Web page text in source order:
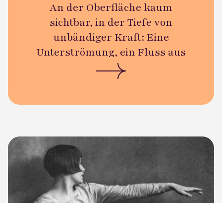
An der Oberfläche kaum
sichtbar, in der Tiefe von
unbändiger Kraft: Eine
Unterströmung, ein Fluss aus
Bewegungsenergie, der den
Körper erfasst, durch den Raum
Absolvent:innen des Jahrgangs
2026 der Erika Klütz Schule für
Theatertanz und Tanzpädagogik
aus Hamburg.